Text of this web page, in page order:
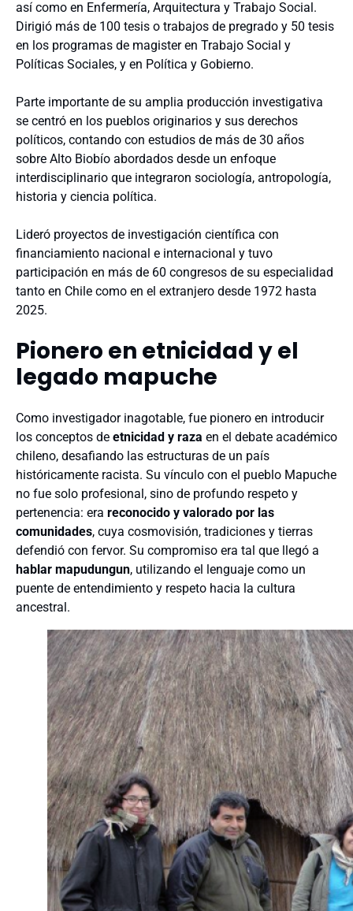
así como en Enfermería, Arquitectura y Trabajo Social.
Dirigió más de 100 tesis o trabajos de pregrado y 50 tesis
en los programas de magister en Trabajo Social y
Políticas Sociales, y en Política y Gobierno.
Parte importante de su amplia producción investigativa
se centró en los pueblos originarios y sus derechos
políticos, contando con estudios de más de 30 años
sobre Alto Biobío abordados desde un enfoque
interdisciplinario que integraron sociología, antropología,
historia y ciencia política.
Lideró proyectos de investigación científica con
financiamiento nacional e internacional y tuvo
participación en más de 60 congresos de su especialidad
tanto en Chile como en el extranjero desde 1972 hasta
2025.
Pionero en etnicidad y el
legado mapuche
Como investigador inagotable, fue pionero en introducir
los conceptos de etnicidad y raza en el debate académico
chileno, desafiando las estructuras de un país
históricamente racista. Su vínculo con el pueblo Mapuche
no fue solo profesional, sino de profundo respeto y
pertenencia: era reconocido y valorado por las
comunidades, cuya cosmovisión, tradiciones y tierras
defendió con fervor. Su compromiso era tal que llegó a
hablar mapudungun, utilizando el lenguaje como un
puente de entendimiento y respeto hacia la cultura
ancestral.